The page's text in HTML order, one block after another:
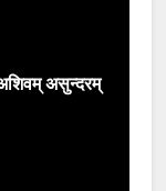
असुन्दरम्